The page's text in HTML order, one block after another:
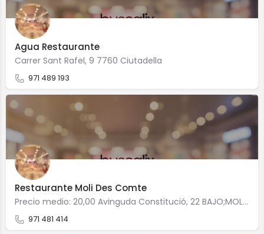
Agua Restaurante
Carrer Sant Rafel, 9 7760 Ciutadella
971 489 193
Restaurante Moli Des Comte
Precio medio: 20,00 Avinguda Constitució, 22 BAJO;MOLI DES COMPTE-LOC 4 7760 Ciutadella
971 481 414